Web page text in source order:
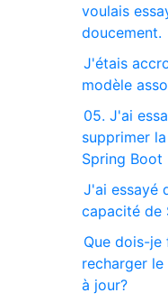
voulais
doucement.
J'étais
modèle
05. J'ai
supprimer
Spring Boot
J'ai essayé
capacité de
Que dois-je
recharger
à jour?